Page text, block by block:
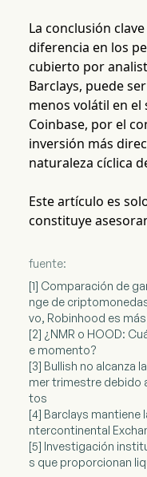
La conclusión
diferencia en los
cubierto por
Barclays, puede
menos volátil en
Coinbase, por el
inversión más
naturaleza cíclica
Este artículo es
constituye
fuente:
[1] Comparación de
nge de
vo, Robinhood es
[2] ¿NMR o HOOD:
e momento?
[3] Bullish no alcanza
mer trimestre debido
tos
[4] Barclays mantiene
ntercontinental
[5] Investigación
s que proporcionan